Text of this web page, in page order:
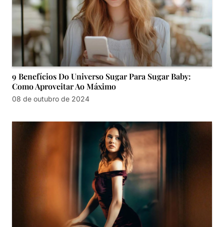
9 Benefícios Do Universo Sugar Para Sugar Baby:
Como Aproveitar Ao Máximo
08 de outubro de 2024